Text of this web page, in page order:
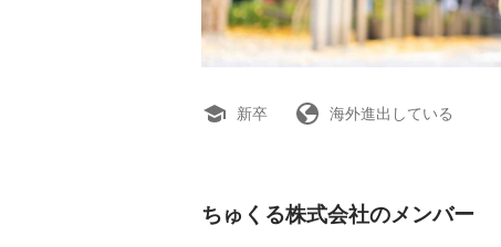
新卒 海外進出している
ちゅくる株式会社のメンバー